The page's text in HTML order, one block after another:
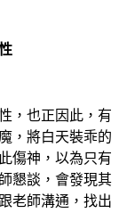
，也正因此，有
，將白天裝乖的
傷神，以為只有
懇談，會發現其
老師溝通，找出